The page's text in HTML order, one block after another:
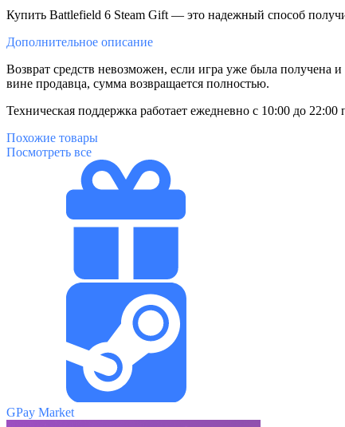
Купить Battlefield 6 Steam Gift — это надежный способ
Дополнительное описание
Возврат средств невозможен, если игра уже была
вине продавца, сумма возвращается полностью.
Техническая поддержка работает ежедневно с 10:00 до
Похожие товары
Посмотреть все
GPay Market